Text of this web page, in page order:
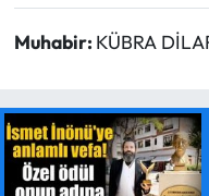
Muhabir: KÜBRA